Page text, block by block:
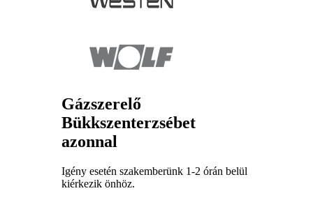
Gázszerelő
Bükkszenterzsébet
azonnal
Igény esetén szakemberünk 1-2 órán belül
kiérkezik önhöz.